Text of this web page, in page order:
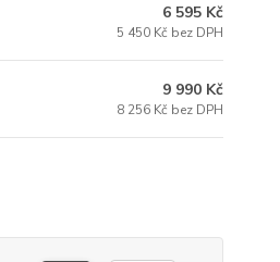
6 595 Kč
5 450 Kč bez DPH
9 990 Kč
8 256 Kč bez DPH